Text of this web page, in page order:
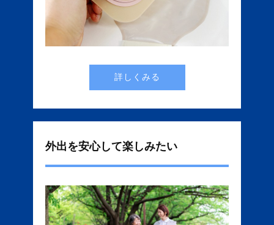
詳しくみる
外出を安心して楽しみたい